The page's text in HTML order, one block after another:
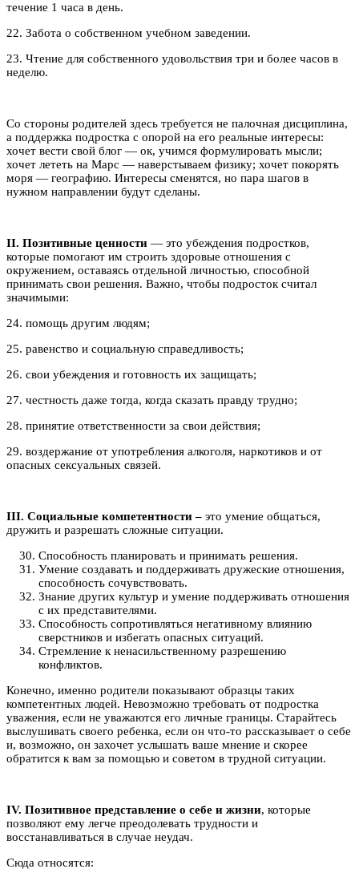
течение 1 часа в день.
22. Забота о собственном учебном заведении.
23. Чтение для собственного удовольствия три и более часов в
неделю.
Со стороны родителей здесь требуется не палочная дисциплина,
а поддержка подростка с опорой на его реальные интересы:
хочет вести свой блог — ок, учимся формулировать мысли;
хочет лететь на Марс — наверстываем физику; хочет покорять
моря — географию. Интересы сменятся, но пара шагов в
нужном направлении будут сделаны.
II. Позитивные ценности — это убеждения подростков,
которые помогают им строить здоровые отношения с
окружением, оставаясь отдельной личностью, способной
принимать свои решения. Важно, чтобы подросток считал
значимыми:
24. помощь другим людям;
25. равенство и социальную справедливость;
26. свои убеждения и готовность их защищать;
27. честность даже тогда, когда сказать правду трудно;
28. принятие ответственности за свои действия;
29. воздержание от употребления алкоголя, наркотиков и от
опасных сексуальных связей.
III. Социальные компетентности – это умение общаться,
дружить и разрешать сложные ситуации.
Способность планировать и принимать решения.
Умение создавать и поддерживать дружеские отношения,
способность сочувствовать.
Знание других культур и умение поддерживать отношения
с их представителями.
Способность сопротивляться негативному влиянию
сверстников и избегать опасных ситуаций.
Стремление к ненасильственному разрешению
конфликтов.
Конечно, именно родители показывают образцы таких
компетентных людей. Невозможно требовать от подростка
уважения, если не уважаются его личные границы. Старайтесь
выслушивать своего ребенка, если он что-то рассказывает о себе
и, возможно, он захочет услышать ваше мнение и скорее
обратится к вам за помощью и советом в трудной ситуации.
IV. Позитивное представление о себе и жизни, которые
позволяют ему легче преодолевать трудности и
восстанавливаться в случае неудач.
Сюда относятся: